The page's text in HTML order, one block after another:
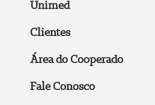
Unimed
Clientes
Área do Cooperado
Fale Conosco